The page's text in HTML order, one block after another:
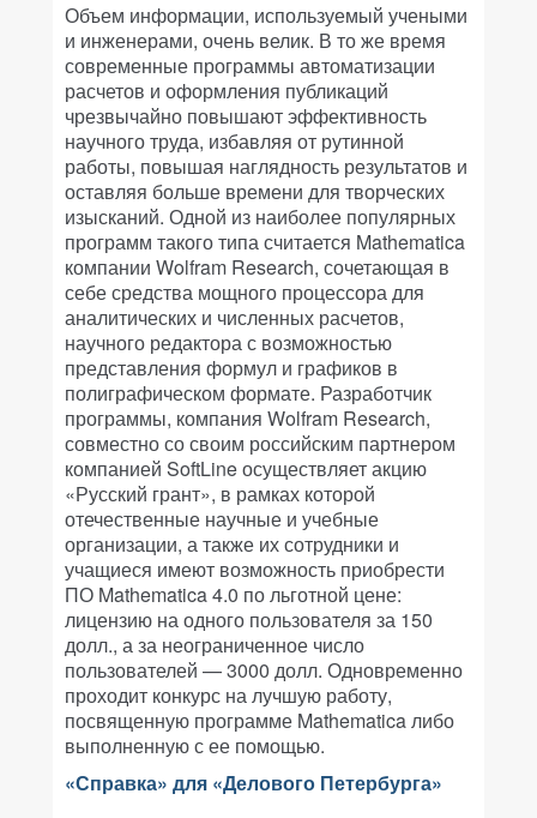
Объем информации, используемый учеными
и инженерами, очень велик. В то же время
современные программы автоматизации
расчетов и оформления публикаций
чрезвычайно повышают эффективность
научного труда, избавляя от рутинной
работы, повышая наглядность результатов и
оставляя больше времени для творческих
изысканий. Одной из наиболее популярных
программ такого типа считается Mathematica
компании Wolfram Research, сочетающая в
себе средства мощного процессора для
аналитических и численных расчетов,
научного редактора с возможностью
представления формул и графиков в
полиграфическом формате. Разработчик
программы, компания Wolfram Research,
совместно со своим российским партнером
компанией SoftLine осуществляет акцию
«Русский грант», в рамках которой
отечественные научные и учебные
организации, а также их сотрудники и
учащиеся имеют возможность приобрести
ПО Mathematica 4.0 по льготной цене:
лицензию на одного пользователя за 150
долл., а за неограниченное число
пользователей — 3000 долл. Одновременно
проходит конкурс на лучшую работу,
посвященную программе Mathematica либо
выполненную с ее помощью.
«Справка» для «Делового Петербурга»